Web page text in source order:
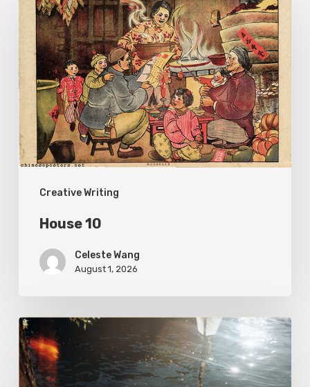
Creative Writing
House 10
Celeste Wang
August 1, 2026
Des
mandarines